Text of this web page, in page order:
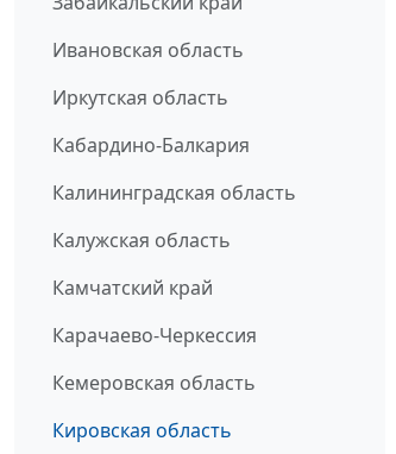
Ивановская область
Иркутская область
Кабардино-Балкария
Калининградская область
Калужская область
Камчатский край
Карачаево-Черкессия
Кемеровская область
Кировская область